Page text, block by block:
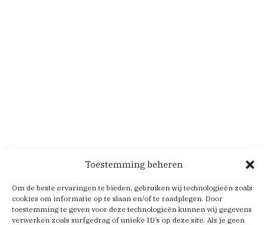
Toestemming beheren
Om de beste ervaringen te bieden, gebruiken wij technologieën zoals
cookies om informatie op te slaan en/of te raadplegen. Door
toestemming te geven voor deze technologieën kunnen wij gegevens
verwerken zoals surfgedrag of unieke ID’s op deze site. Als je geen